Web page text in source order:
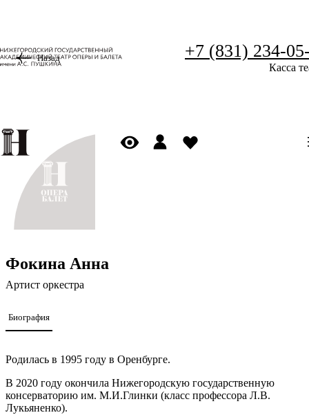
+7 (831) 234-
Касса
Назад
Фокина Анна
Артист оркестра
Биография
Родилась в 1995 году в Оренбурге.
В 2020 году окончила Нижегородскую государственную
консерваторию им. М.И.Глинки (класс профессора Л.В.
Лукьяненко).